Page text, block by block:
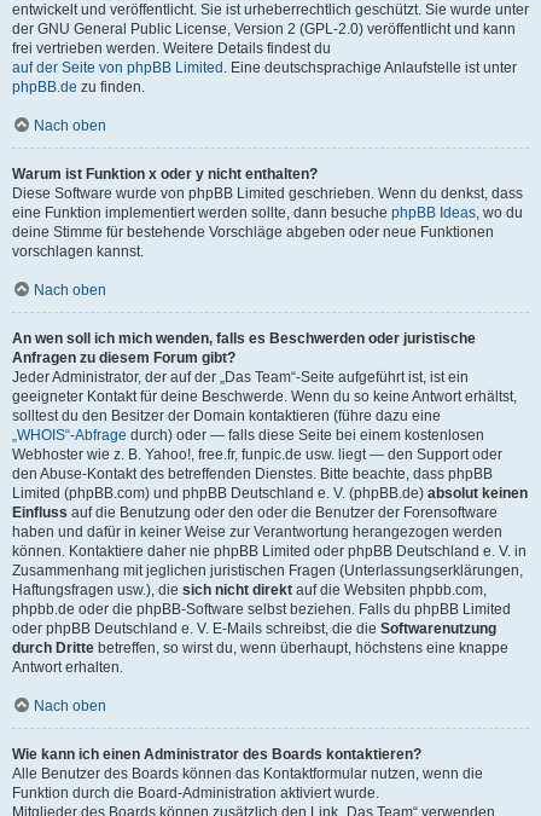
entwickelt und veröffentlicht. Sie ist urheberrechtlich geschützt. Sie wurde unter
der GNU General Public License, Version 2 (GPL-2.0) veröffentlicht und kann
frei vertrieben werden. Weitere Details findest du
auf der Seite von phpBB Limited . Eine deutschsprachige Anlaufstelle ist unter
phpBB.de zu finden.
Nach oben
Warum ist Funktion x oder y nicht enthalten?
Diese Software wurde von phpBB Limited geschrieben. Wenn du denkst, dass
eine Funktion implementiert werden sollte, dann besuche phpBB Ideas, wo du
deine Stimme für bestehende Vorschläge abgeben oder neue Funktionen
vorschlagen kannst.
Nach oben
An wen soll ich mich wenden, falls es Beschwerden oder juristische
Anfragen zu diesem Forum gibt?
Jeder Administrator, der auf der „Das Team“-Seite aufgeführt ist, ist ein
geeigneter Kontakt für deine Beschwerde. Wenn du so keine Antwort erhältst,
solltest du den Besitzer der Domain kontaktieren (führe dazu eine
„WHOIS“-Abfrage durch) oder — falls diese Seite bei einem kostenlosen
Webhoster wie z. B. Yahoo!, free.fr, funpic.de usw. liegt — den Support oder
den Abuse-Kontakt des betreffenden Dienstes. Bitte beachte, dass phpBB
Limited (phpBB.com) und phpBB Deutschland e. V. (phpBB.de) absolut keinen
Einfluss auf die Benutzung oder den oder die Benutzer der Forensoftware
haben und dafür in keiner Weise zur Verantwortung herangezogen werden
können. Kontaktiere daher nie phpBB Limited oder phpBB Deutschland e. V. in
Zusammenhang mit jeglichen juristischen Fragen (Unterlassungserklärungen,
Haftungsfragen usw.), die sich nicht direkt auf die Websiten phpbb.com,
phpbb.de oder die phpBB-Software selbst beziehen. Falls du phpBB Limited
oder phpBB Deutschland e. V. E-Mails schreibst, die die Softwarenutzung
durch Dritte betreffen, so wirst du, wenn überhaupt, höchstens eine knappe
Antwort erhalten.
Nach oben
Wie kann ich einen Administrator des Boards kontaktieren?
Alle Benutzer des Boards können das Kontaktformular nutzen, wenn die
Funktion durch die Board-Administration aktiviert wurde.
Mitglieder des Boards können zusätzlich den Link „Das Team“ verwenden.